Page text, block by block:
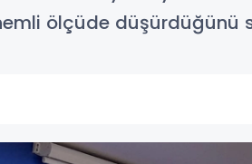
ölçüde düşürdüğünü